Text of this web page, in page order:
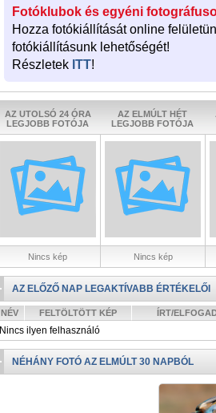
Fotóklubok és egyéni
Hozza fotókiállítását online
fotókiállításunk lehetőségét!
Részletek ITT!
AZ UTOLSÓ 24 ÓRA
LEGJOBB FOTÓJA
AZ ELMÚLT HÉT
LEGJOBB FOTÓJA
Nincs kép Nincs kép
AZ ELŐZŐ NAP LEGAKTÍVABB ÉRTÉKELŐI
NÉV FELTÖLTÖTT KÉP ÍRT/
Nincs ilyen felhasználó
NÉHÁNY FOTÓ AZ ELMÚLT 30 NAPBÓL